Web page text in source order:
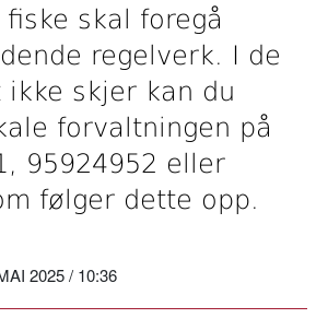
skal foregå
regelverk. I de
skjer kan du
forvaltningen på
95924952 eller
følger dette opp.
2025 / 10:36